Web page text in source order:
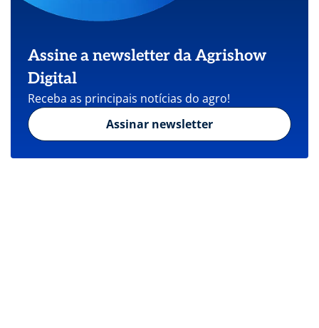
Assine a newsletter da Agrishow
Digital
Receba as principais notícias do agro!
Assinar newsletter